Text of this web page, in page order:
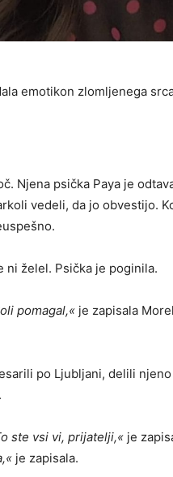
emotikon zlomljenega
Njena psička Paya je
vedeli, da jo obvestijo.
ni želel. Psička je poginila.
pomagal,« je zapisala
po Ljubljani, delili
ste vsi vi, prijatelji,« je
je zapisala.